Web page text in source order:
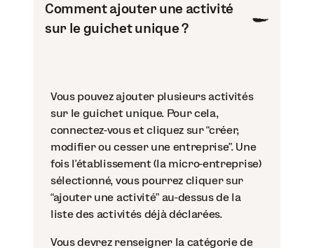
Comment ajouter une activité
sur le guichet unique ?
Vous pouvez ajouter plusieurs activités
sur le guichet unique. Pour cela,
connectez-vous et cliquez sur “créer,
modifier ou cesser une entreprise”. Une
fois l’établissement (la micro-entreprise)
sélectionné, vous pourrez cliquer sur
“ajouter une activité” au-dessus de la
liste des activités déjà déclarées.
Vous devrez renseigner la catégorie de